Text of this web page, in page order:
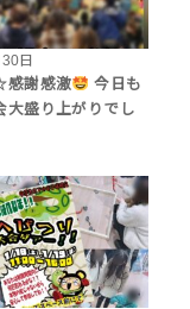
日
感謝感激
今日も
大盛り上がりでし